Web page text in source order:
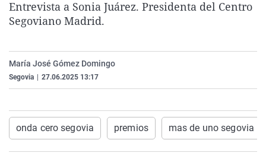
La rosa de los vientos
Como el perro y el
Caso
Equipo de
Extremadura
La Rioja
País Vasco
Virales
Elecciones
Entrevista a Sonia Juárez. Presidenta del Centro
Segoviano Madrid.
María José Gómez Domingo
Segovia 27.06.2025 13:17
onda cero segovia premios mas de uno segovia